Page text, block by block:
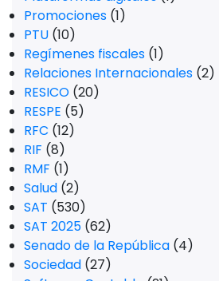
Promociones (1)
PTU (10)
Regímenes fiscales (1)
Relaciones Internacionales (2)
RESICO (20)
RESPE (5)
RFC (12)
RIF (8)
RMF (1)
Salud (2)
SAT (530)
SAT 2025 (62)
Senado de la República (4)
Sociedad (27)